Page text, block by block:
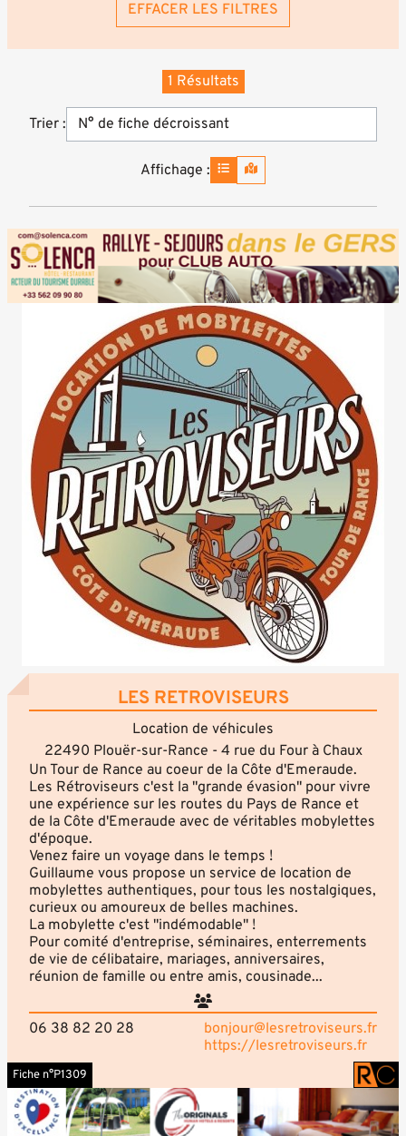
EFFACER LES FILTRES
Trier :
1 Résultats
Affichage :
LES RETROVISEURS
Location de véhicules
22490 Plouër-sur-Rance - 4 rue du Four à Chaux
Un Tour de Rance au coeur de la Côte d'Emeraude.
Les Rétroviseurs c'est la "grande évasion" pour vivre
une expérience sur les routes du Pays de Rance et
de la Côte d'Emeraude avec de véritables mobylettes
d'époque.
Venez faire un voyage dans le temps !
Guillaume vous propose un service de location de
mobylettes authentiques, pour tous les nostalgiques,
curieux ou amoureux de belles machines.
La mobylette c'est "indémodable" !
Pour comité d'entreprise, séminaires, enterrements
de vie de célibataire, mariages, anniversaires,
réunion de famille ou entre amis, cousinade...
06 38 82 20 28
bonjour@lesretroviseurs.fr
https://lesretroviseurs.fr
Fiche n°P1309